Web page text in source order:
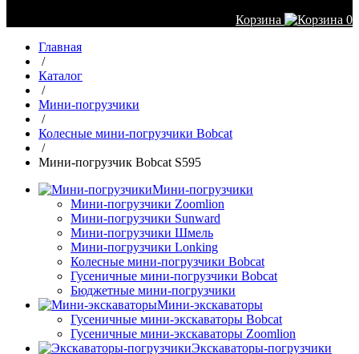
Корзина
0
Главная
/
Каталог
/
Мини-погрузчики
/
Колесные мини-погрузчики Bobcat
/
Мини-погрузчик Bobcat S595
Мини-погрузчики
Мини-погрузчики Zoomlion
Мини-погрузчики Sunward
Мини-погрузчики Шмель
Мини-погрузчики Lonking
Колесные мини-погрузчики Bobcat
Гусеничные мини-погрузчики Bobcat
Бюджетные мини-погрузчики
Мини-экскаваторы
Гусеничные мини-экскаваторы Bobcat
Гусеничные мини-экскаваторы Zoomlion
Экскаваторы-погрузчики